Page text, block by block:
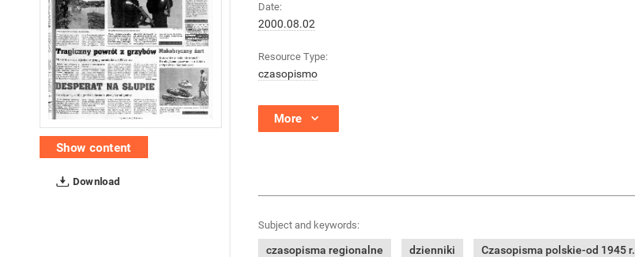
Show content
Download
Date:
2000.08.02
Resource Type:
czasopismo
More
Subject and keywords:
czasopisma regionalne dzienniki Czasopisma polskie-od 1945 r.